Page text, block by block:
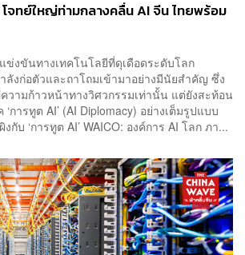
โจทย์ใหญ่ท่ามกลางคลื่น AI จีน ไทยพร้อม
ข่งขันทางเทคโนโลยีที่ดุเดือดระดับโลก
ำลังก่อตัวและถาโถมเข้ามาอย่างมีนัยสำคัญ ซึ่ง
วามก้าวหน้าทางวิศวกรรมเท่านั้น แต่ยังสะท้อน
การทูต AI’ (AI Diplomacy) อย่างเต็มรูปแบบ
บ ‘การทูต AI’ WAICO: องค์การ AI โลก ภา...